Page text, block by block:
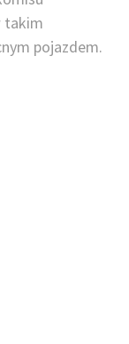
takim
pojazdem.